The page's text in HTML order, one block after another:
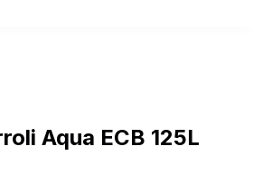
Aqua ECB 125L